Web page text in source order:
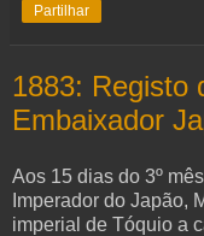
Partilhar
1883: Registo
Embaixador
Aos 15 dias do 3º
Imperador do Japão,
imperial de Tóquio a